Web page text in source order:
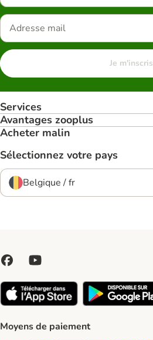
Je m'inscris
Services
Avantages zooplus
Acheter malin
Sélectionnez votre pays
Belgique / fr
Moyens de paiement